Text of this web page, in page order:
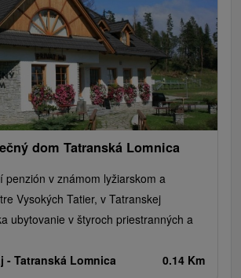
dom Tatranská Lomnica
penzión v známom lyžiarskom a
Vysokých Tatier, v Tatranskej
ubytovanie v štyroch priestranných a
- Tatranská Lomnica 0.14 Km